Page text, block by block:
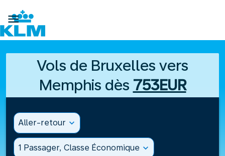

Vols de Bruxelles vers
Memphis dès 753EUR
Aller-retour expand_more
1 Passager, Classe Économique expand_more